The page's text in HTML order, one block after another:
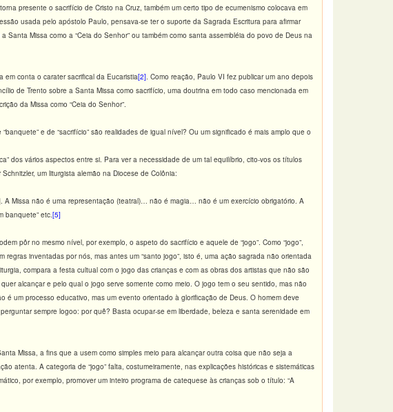
presente o sacrifício de Cristo na Cruz, também um certo tipo de ecumenismo colocava em
usada pelo apóstolo Paulo, pensava-se ter o suporte da Sagrada Escritura para afirmar
Missa como a “Ceia do Senhor” ou também como santa assembléia do povo de Deus na
em conta o carater sacrifical da Eucaristia[2]. Como reação, Paulo VI fez publicar um ano depois
de Trento sobre a Santa Missa como sacrifício, uma doutrina em todo caso mencionada em
da Missa como “Ceia do Senhor”.
e de “sacrifício” são realidades de igual nível? Ou um significado é mais amplo que o
dos vários aspectos entre si. Para ver a necessidade de um tal equilíbrio, cito-vos os títulos
um liturgista alemão na Diocese de Colônia:
A Missa não é uma representação (teatral)… não é magia… não é um exercício obrigatório. A
banquete” etc.[5]
pôr no mesmo nível, por exemplo, o aspeto do sacrifício e aquele de “jogo”. Como “jogo”,
inventadas por nós, mas antes um “santo jogo”, isto é, uma ação sagrada não orientada
compara a festa cultual com o jogo das crianças e com as obras dos artistas que não são
alcançar e pelo qual o jogo serve somente como meio. O jogo tem o seu sentido, mas não
é um processo educativo, mas um evento orientado à glorificação de Deus. O homem deve
sempre logoo: por quê? Basta ocupar-se em liberdade, beleza e santa serenidade em
Missa, a fins que a usem como simples meio para alcançar outra coisa que não seja a
atenta. A categoria de “jogo” falta, costumeiramente, nas explicações históricas e sistemáticas
por exemplo, promover um inteiro programa de catequese às crianças sob o título: “A